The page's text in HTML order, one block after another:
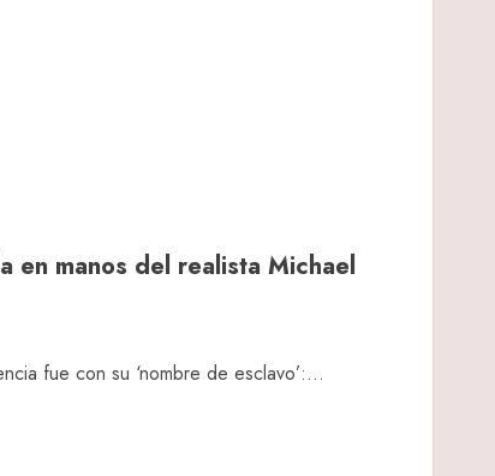
en manos del realista Michael
fue con su ‘nombre de esclavo’:...